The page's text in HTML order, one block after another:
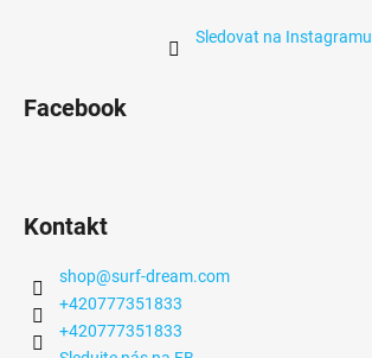
Sledovat na Instagramu
Facebook
Kontakt
shop@surf-dream.com
+420777351833
+420777351833